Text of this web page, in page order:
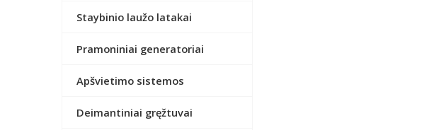
Staybinio laužo latakai
Pramoniniai generatoriai
Apšvietimo sistemos
Deimantiniai gręžtuvai